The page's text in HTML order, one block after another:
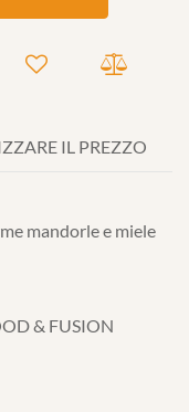
IL PREZZO
mandorle e miele
& FUSION